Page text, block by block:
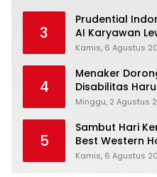
3
Prudential
AI Karyawan
Kamis, 6 Agustus
4
Menaker
Disabilitas
Setara
Minggu, 2 Agustus
5
Sambut Hari
Best Western
Stay Diskon
Kamis, 6 Agustus